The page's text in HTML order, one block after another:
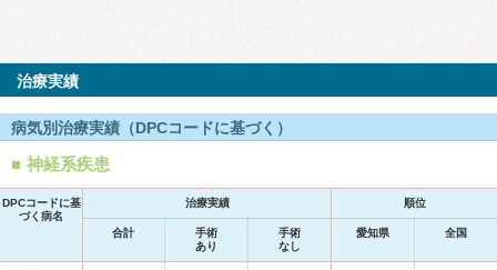
治療実績
病気別治療実績（DPCコードに基づく）
神経系疾患
DPCコードに基
づく病名
治療実績 順位
合計
手術
あり
手術
なし
愛知県 全国